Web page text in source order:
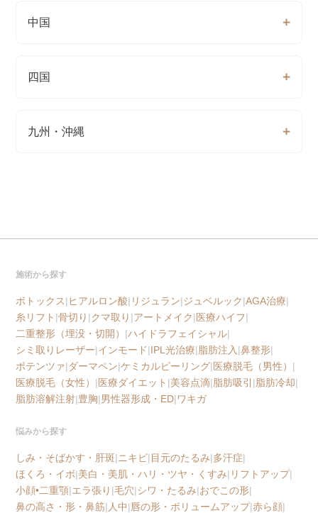
中国
四国
九州・沖縄
施術から探す
ボトックス|ヒアルロン酸| リジュラン|ジュベルック|AGA治療|
糸リフト |骨切り |クマ取り |アートメイク|医療ハイフ|
二重整形（埋没・切開） |ハイドラフェイシャル|
シミ取りレーザー|インモード|IPL光治療|脂肪注入 |鼻整形|
ポテンツァ|ダーマペン|ケミカルピーリング|医療脱毛（男性） |
医療脱毛（女性） |医療ダイエット |美容点滴|脂肪吸引 |脂肪冷却|
脂肪溶解注射|豊胸|男性器形成・ED|ワキガ
悩みから探す
しみ・そばかす・肝斑| ニキビ|目元のたるみ|多汗症|
ほくろ・イボ|美白・美肌・ハリ・ツヤ・くすみ| リフトアップ|
小顔•二重顎|エラ張り |毛穴|シワ・たるみ|おでこの形|
鼻の高さ・形・鼻筋| 人中|唇の形・ボリュームアップ|赤ら顔|